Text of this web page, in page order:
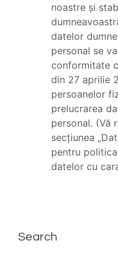
noastre și
datelor
personal se
conformitate
din 27 aprilie
persoanelor
prelucrarea
personal. (Vă
secțiunea
pentru
datelor cu
Search